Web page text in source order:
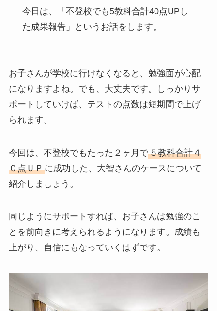
今日は、「不登校でも5教科合計40点UPし
た成果報告」というお話をします。
お子さんが学校に行けなくなると、勉強面が心配
になりますよね。でも、大丈夫です。しっかりサ
ポートしていけば、テストの点数は短期間で上げ
られます。
今回は、不登校でもたった２ヶ月で５教科合計４
０点ＵＰに成功した、大智さんのケースについて
紹介しましょう。
同じようにサポートすれば、お子さんは勉強のこ
とを前向きに考えられるようになります。成績も
上がり、自信にもなっていくはずです。